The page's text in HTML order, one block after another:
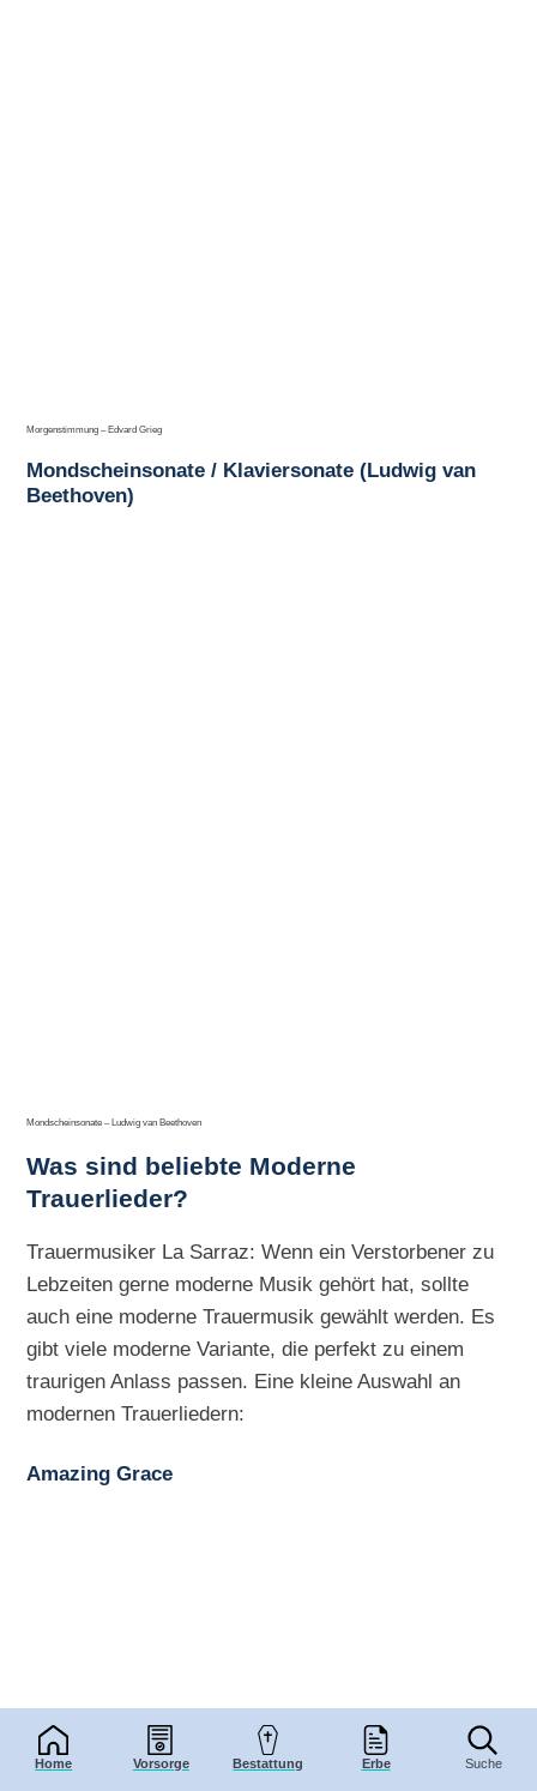
Home Vorsorge Bestattung Erbe Suche
Morgenstimmung – Edvard Grieg
Mondscheinsonate / Klaviersonate (Ludwig van
Beethoven)
Mondscheinsonate – Ludwig van Beethoven
Was sind beliebte Moderne
Trauerlieder?
Trauermusiker La Sarraz: Wenn ein Verstorbener zu
Lebzeiten gerne moderne Musik gehört hat, sollte
auch eine moderne Trauermusik gewählt werden. Es
gibt viele moderne Variante, die perfekt zu einem
traurigen Anlass passen. Eine kleine Auswahl an
modernen Trauerliedern:
Amazing Grace